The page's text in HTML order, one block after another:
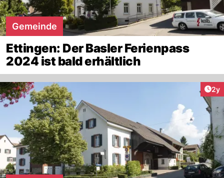
Gemeinde
Ettingen: Der Basler Ferienpass
2024 ist bald erhältlich
2y